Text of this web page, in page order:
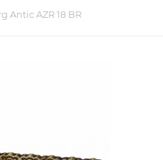
Antic AZR 18 BR